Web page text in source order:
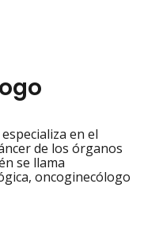
en el
de los órganos
se llama
oncoginecólogo